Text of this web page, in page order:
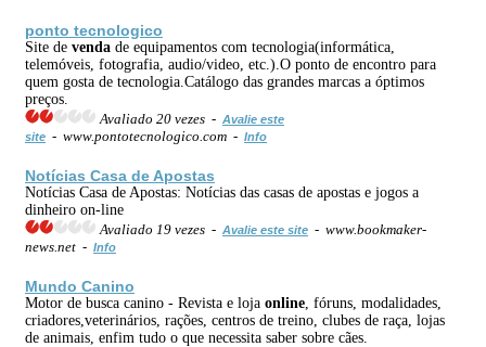
ponto tecnologico
Site de venda de equipamentos com tecnologia(informática,
telemóveis, fotografia, audio/video, etc.).O ponto de encontro para
quem gosta de tecnologia.Catálogo das grandes marcas a óptimos
preços.
Avaliado 20 vezes - Avalie este
site - www.pontotecnologico.com - Info
Notícias Casa de Apostas
Notícias Casa de Apostas: Notícias das casas de apostas e jogos a
dinheiro on-line
Avaliado 19 vezes - Avalie este site - www.bookmaker-
news.net - Info
Mundo Canino
Motor de busca canino - Revista e loja online , fóruns, modalidades,
criadores,veterinários, rações, centros de treino, clubes de raça, lojas
de animais, enfim tudo o que necessita saber sobre cães.